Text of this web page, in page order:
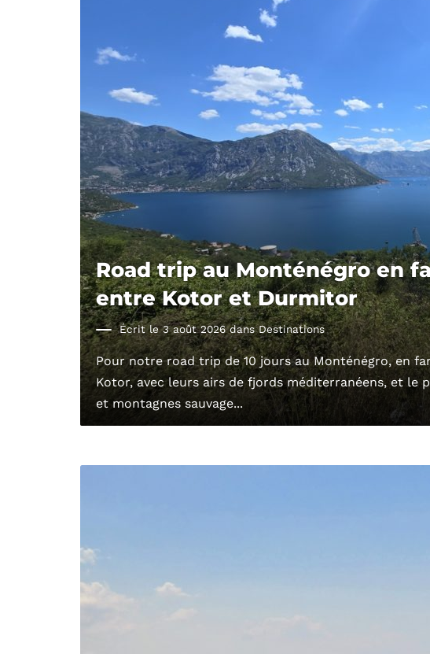
Road trip au Monténégro en
entre Kotor et Durmitor
Écrit le 3 août 2026 dansDestinations
Pour notre road trip de 10 jours au Monténégro, en
Kotor, avec leurs airs de fjords méditerranéens, et le
et montagnes sauvage...